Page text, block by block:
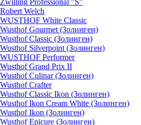
Professional "S"
Welch
White Classic
Gourmet (Золинген)
Classic (Золинген)
Silverpoint (Золинген)
Performer
Grand Prix II
Culinar (Золинген)
Crafter
Classic Ikon (Золинген)
Ikon Cream White (Золинген)
Ikon (Золинген)
Epicure (Золинген)